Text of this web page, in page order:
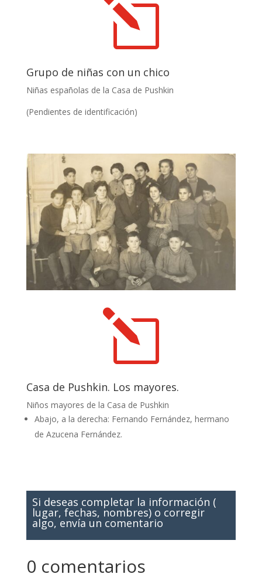
l
Grupo de niñas con un chico
Niñas españolas de la Casa de Pushkin
(Pendientes de identificación)
l
Casa de Pushkin. Los mayores.
Niños mayores de la Casa de Pushkin
Abajo, a la derecha: Fernando Fernández, hermano
de Azucena Fernández.
Si deseas completar la información (
lugar, fechas, nombres) o corregir
algo, envía un comentario
0 comentarios